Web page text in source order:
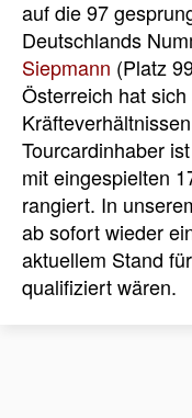
auf die 97
Deutschlands
Siepmann (Platz
Österreich hat
Tourcardinhaber
mit eingespielten
rangiert. In
ab sofort wieder
aktuellem Stand
qualifiziert wären.